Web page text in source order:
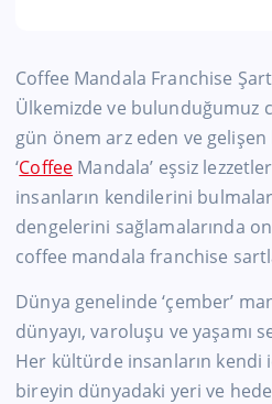
Coffee Mandala Franchise
Ülkemizde ve bulunduğumuz
gün önem arz eden ve
‘Coffee Mandala’ eşsiz
insanların kendilerini
dengelerini sağlamalarında
coffee mandala franchise
Dünya genelinde ‘çember’
dünyayı, varoluşu ve yaşamı
Her kültürde insanların kendi
bireyin dünyadaki yeri ve